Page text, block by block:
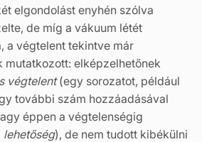
elgondolást enyhén szólva
de míg a vákuum létét
a végtelent tekintve már
mutatkozott: elképzelhetőnek
végtelent(egy sorozatot, például
további szám hozzáadásával
éppen a végtelenségig
lehetőség), de nem tudott kibékülni